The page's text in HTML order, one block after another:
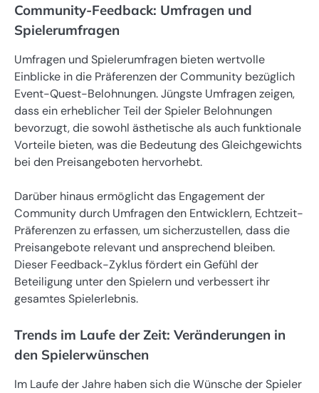
Community-Feedback: Umfragen und
Spielerumfragen
Umfragen und Spielerumfragen bieten wertvolle
Einblicke in die Präferenzen der Community bezüglich
Event-Quest-Belohnungen. Jüngste Umfragen zeigen,
dass ein erheblicher Teil der Spieler Belohnungen
bevorzugt, die sowohl ästhetische als auch funktionale
Vorteile bieten, was die Bedeutung des Gleichgewichts
bei den Preisangeboten hervorhebt.
Darüber hinaus ermöglicht das Engagement der
Community durch Umfragen den Entwicklern, Echtzeit-
Präferenzen zu erfassen, um sicherzustellen, dass die
Preisangebote relevant und ansprechend bleiben.
Dieser Feedback-Zyklus fördert ein Gefühl der
Beteiligung unter den Spielern und verbessert ihr
gesamtes Spielerlebnis.
Trends im Laufe der Zeit: Veränderungen in
den Spielerwünschen
Im Laufe der Jahre haben sich die Wünsche der Spieler